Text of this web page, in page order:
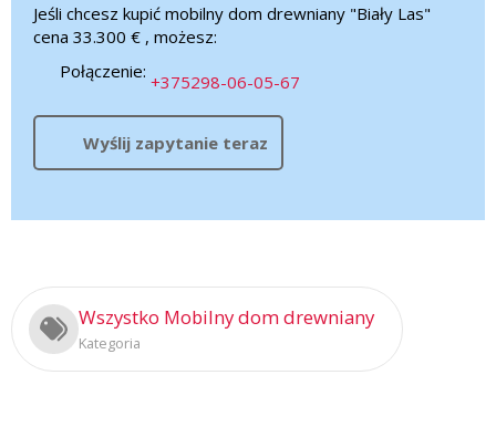
Jeśli chcesz kupić mobilny dom drewniany "Biały Las"
cena 33.300 € , możesz:
Połączenie:
+375298-06-05-67
Wyślij zapytanie teraz
Wszystko Mobilny dom drewniany
Kategoria